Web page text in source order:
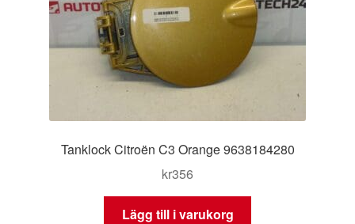
Tanklock Citroën C3 Orange 9638184280
kr356
Lägg till i varukorg